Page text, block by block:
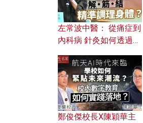
左常波中醫： 從痛症到
內科病 針灸如何透過解
鄭俊傑校長X陳穎華主